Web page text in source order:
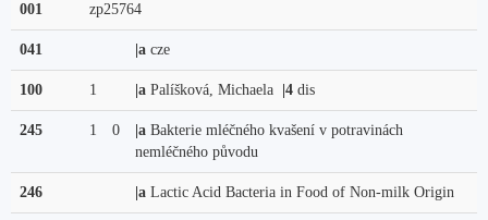
001 zp25764
041 |a cze
100 1 |a Palíšková, Michaela |4 dis
245 1 0 |a Bakterie mléčného kvašení v potravinách
nemléčného původu
246 |a Lactic Acid Bacteria in Food of Non-milk Origin